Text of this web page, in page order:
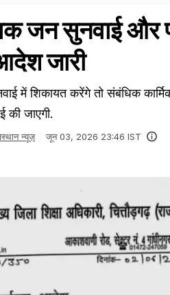
जन सुनवाई और
जारी
में शिकायत करेंगे तो संबंधिक
की जाएगी.
न्यूज़ जून 03, 2026 23:46 IST